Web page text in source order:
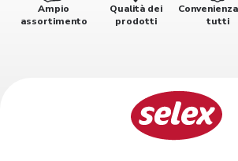
Ampio
assortimento
Qualità dei
prodotti
tutti